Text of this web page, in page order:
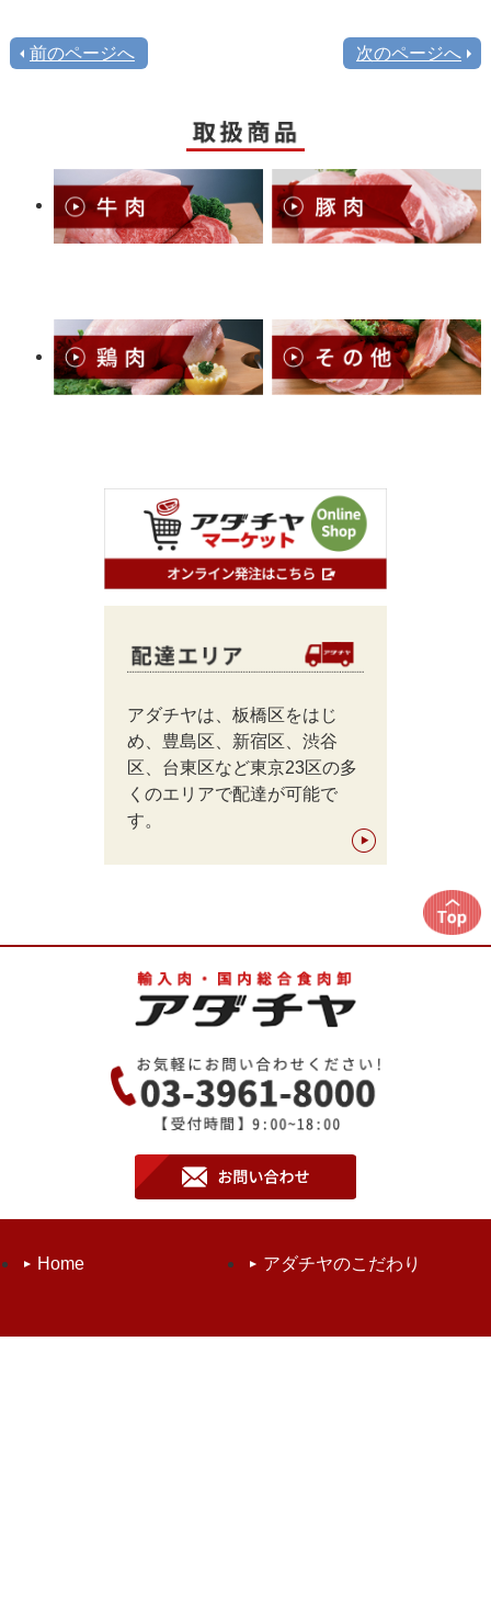
前のページへ 次のページへ
アダチヤは、板橋区をはじ
め、豊島区、新宿区、渋谷
区、台東区など東京23区の多
くのエリアで配達が可能で
す。
Home アダチヤのこだわり